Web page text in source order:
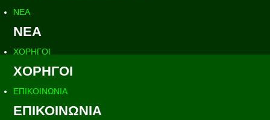
ΝΕΑ
ΝΕΑ
ΧΟΡΗΓΟΙ
ΧΟΡΗΓΟΙ
ΕΠΙΚΟΙΝΩΝΙΑ
ΕΠΙΚΟΙΝΩΝΙΑ